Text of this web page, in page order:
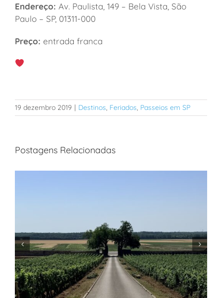
Endereço: Av. Paulista, 149 – Bela Vista, São
Paulo – SP, 01311-000
Preço: entrada franca
19 dezembro 2019 | Destinos, Feriados, Passeios em SP
Postagens Relacionadas